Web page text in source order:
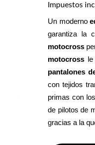
Impuestos
Un moderno
garantiza la
motocross
motocross
pantalones
con tejidos
primas con
de pilotos de
gracias a la